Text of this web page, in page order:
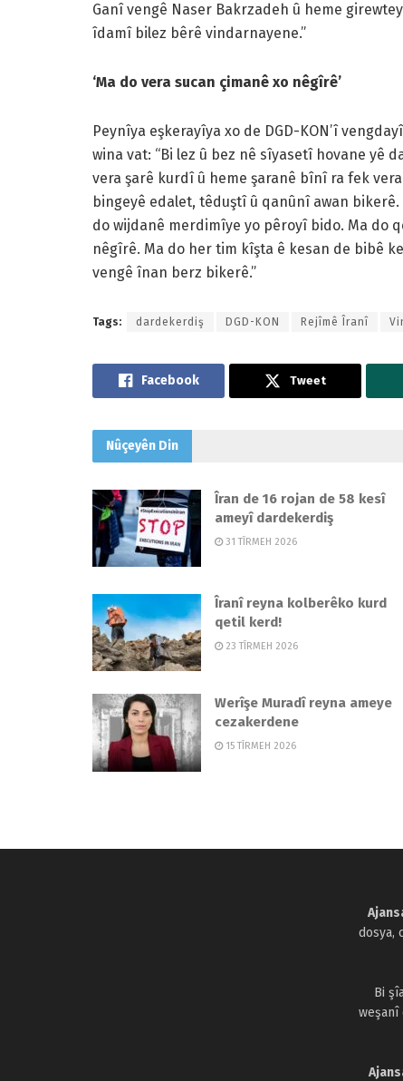
Ganî vengê Naser Bakrzadeh û heme
îdamî bilez bêrê vindarnayene.”
‘Ma do vera sucan çimanê xo nêgîrê’
Peynîya eşkerayîya xo de DGD-KON’î
wina vat: “Bi lez û bez nê sîyasetî hovane yê
vera şarê kurdî û heme şaranê bînî ra fek
bingeyê edalet, têduştî û qanûnî awan
do wijdanê merdimîye yo pêroyî bido. Ma do
nêgîrê. Ma do her tim kîşta ê kesan de bibê
vengê înan berz bikerê.”
Tags: dardekerdiş DGD-KON Rejîmê Îranî
Tweet
Nûçeyên Din
Îran de 16 rojan de 58 kesî
ameyî dardekerdiş
31 TÎRMEH 2026
Îranî reyna kolberêko kurd
qetil kerd!
23 TÎRMEH 2026
Werîşe Muradî reyna ameye
cezakerdene
15 TÎRMEH 2026
dosya,
Bi
weşanî